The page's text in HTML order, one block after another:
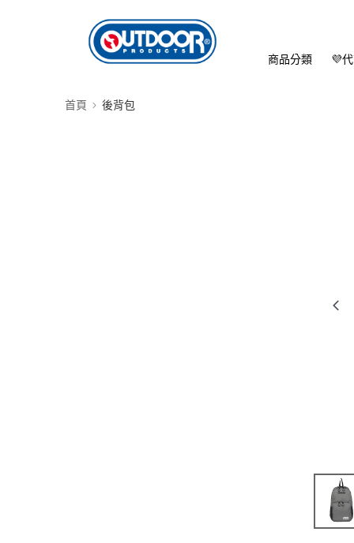
商品分類 💜
首頁 後背包